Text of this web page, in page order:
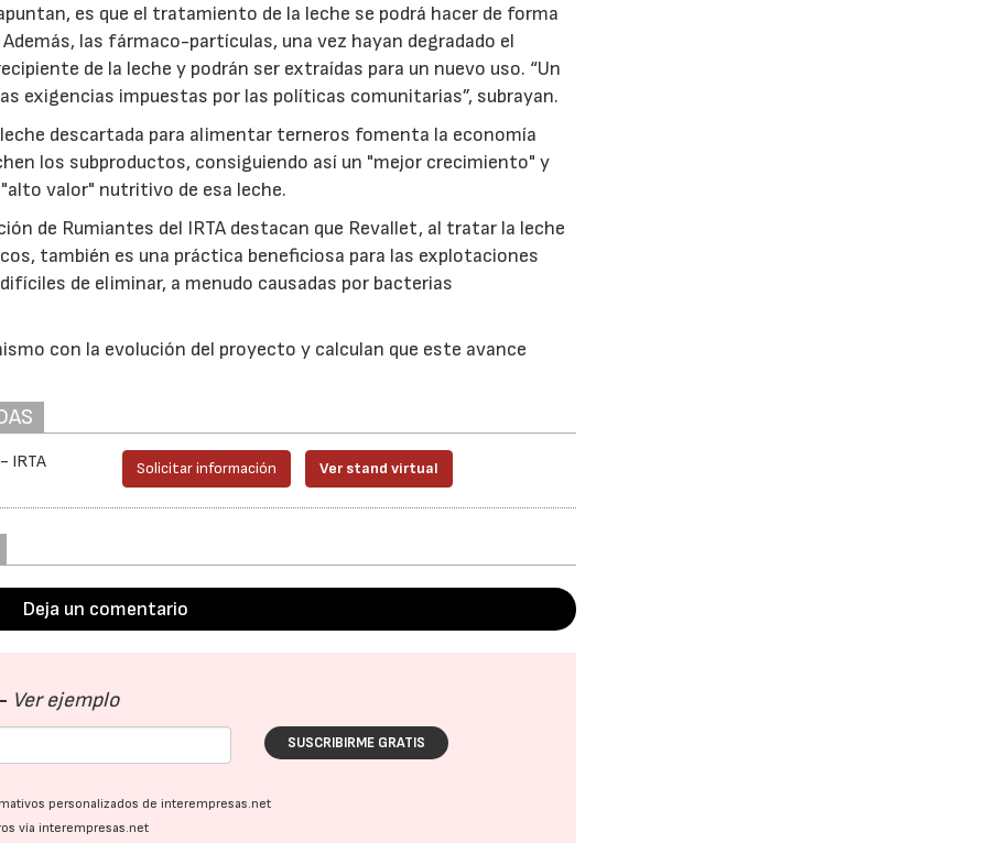
es que el tratamiento de la leche se podrá hacer de forma
las fármaco-partículas, una vez hayan degradado el
de la leche y podrán ser extraídas para un nuevo uso. “Un
exigencias impuestas por las políticas comunitarias”, subrayan.
descartada para alimentar terneros fomenta la economía
los subproductos, consiguiendo así un "mejor crecimiento" y
valor" nutritivo de esa leche.
de Rumiantes del IRTA destacan que Revallet, al tratar la leche
también es una práctica beneficiosa para las explotaciones
de eliminar, a menudo causadas por bacterias
con la evolución del proyecto y calculan que este avance
IRTA Solicitar información Ver stand virtual
Deja un comentario
Ver ejemplo
SUSCRIBIRME GRATIS
personalizados de interempresas.net
vía interempresas.net